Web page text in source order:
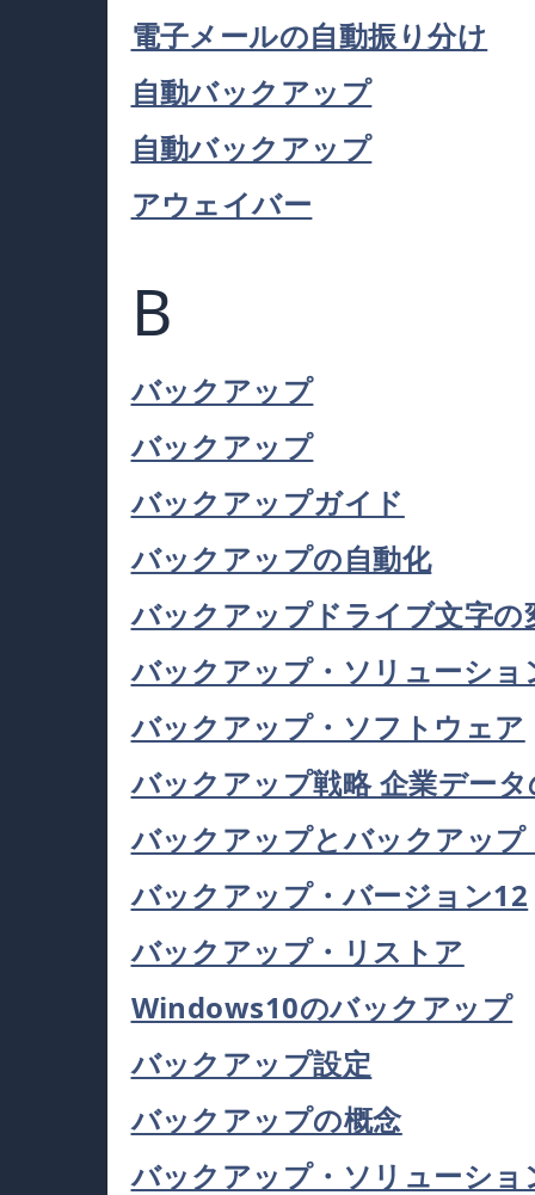
電子メールの自動振り分け
自動バックアップ
自動バックアップ
アウェイバー
B
バックアップ
バックアップ
バックアップガイド
バックアップの自動化
バックアップドライブ文字の
バックアップ・ソリューショ
バックアップ・ソフトウェア
バックアップ戦略 企業デー
バックアップとバックアッ
バックアップ・バージョン12
バックアップ・リストア
Windows10のバックアップ
バックアップ設定
バックアップの概念
バックアップ・ソリューショ